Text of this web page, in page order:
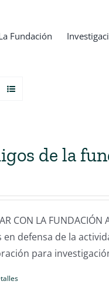
Fundación
de la
CON LA
defensa de la
para